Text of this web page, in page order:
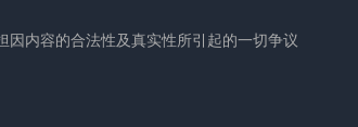
内容的合法性及真实性所引起的一切争议